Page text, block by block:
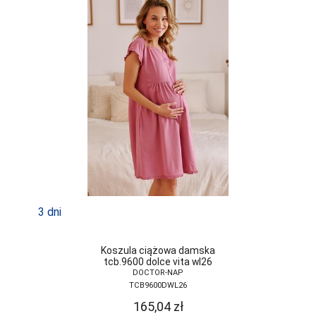
LAPINEE
LAYDI
LEVANTE
LIVCO
CORSETTI
FASHION
LORES
LOTTO
LUNA
MA-RIA
MAGNETIS
3 dni
Koszula ciążowa damska
tcb.9600 dolce vita wl26
DOCTOR-NAP
TCB9600DWL26
165,04 zł